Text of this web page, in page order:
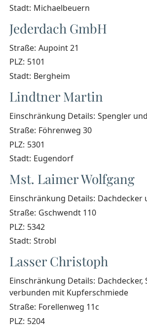
Stadt: Michaelbeuern
Jederdach GmbH
Straße: Aupoint 21
PLZ: 5101
Stadt: Bergheim
Lindtner Martin
Einschränkung Details: Spengler
Straße: Föhrenweg 30
PLZ: 5301
Stadt: Eugendorf
Mst. Laimer Wolfgang
Einschränkung Details: Dachdecker
Straße: Gschwendt 110
PLZ: 5342
Stadt: Strobl
Lasser Christoph
Einschränkung Details: Dachdecker,
verbunden mit Kupferschmiede
Straße: Forellenweg 11c
PLZ: 5204